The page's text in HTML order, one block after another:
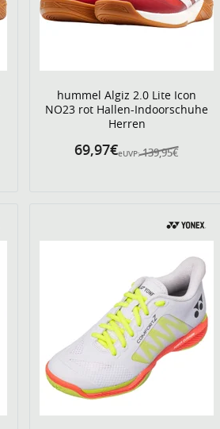
hummel Algiz 2.0 Lite Icon
NO23 rot Hallen-Indoorschuhe
Herren
eUVP: 139,95€
69,97€